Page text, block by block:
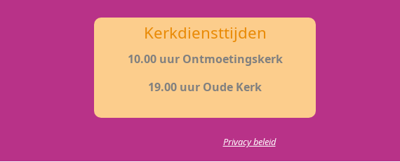
Kerkdiensttijden
10.00 uur Ontmoetingskerk
19.00 uur Oude Kerk
Privacy beleid